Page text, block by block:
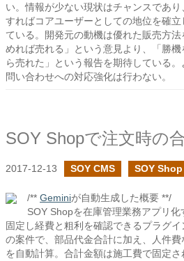
い。情報が少ない現状はチャンスであ
すればコアユーザーとしての地位を確立
ている。開発元の動機は優れた販売方
めれば売れる」という意見より、「勝
ら売れた」という報告を期待している
問い合わせへの対応強化は行わない。
2017-12-13 SOY CMS SOY Shop
/** Geminiが自動生成した概要 **/
SOY Shopを在庫管理業務アプリ
固定し経費と粗利を確認できるプラグ
の案件で、部品代金合計に加え、人件費
を自動計算。合計金額は施工費で固定